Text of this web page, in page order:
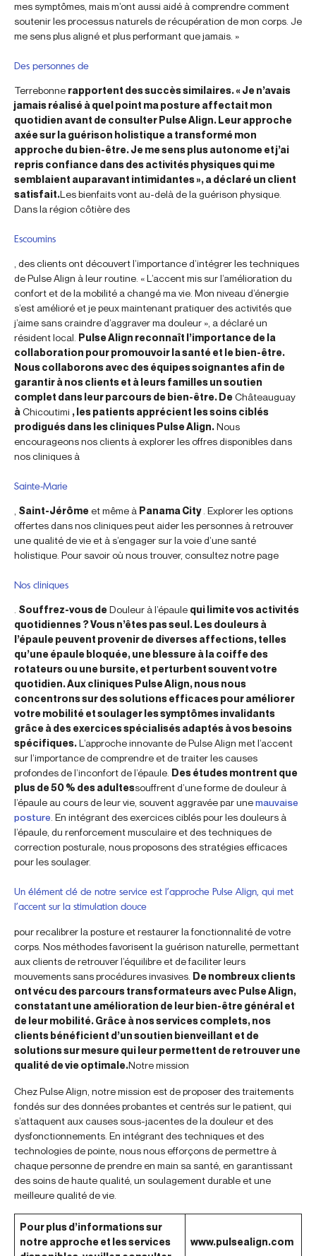
mes symptômes, mais m’ont aussi aidé à comprendre comment
soutenir les processus naturels de récupération de mon corps. Je
me sens plus aligné et plus performant que jamais. »
Des personnes de
Terrebonne rapportent des succès similaires. « Je n’avais
jamais réalisé à quel point ma posture affectait mon
quotidien avant de consulter Pulse Align. Leur approche
axée sur la guérison holistique a transformé mon
approche du bien-être. Je me sens plus autonome et j’ai
repris confiance dans des activités physiques qui me
semblaient auparavant intimidantes », a déclaré un client
satisfait.Les bienfaits vont au-delà de la guérison physique.
Dans la région côtière des
Escoumins
, des clients ont découvert l’importance d’intégrer les techniques
de Pulse Align à leur routine. « L’accent mis sur l’amélioration du
confort et de la mobilité a changé ma vie. Mon niveau d’énergie
s’est amélioré et je peux maintenant pratiquer des activités que
j’aime sans craindre d’aggraver ma douleur », a déclaré un
résident local. Pulse Align reconnaît l’importance de la
collaboration pour promouvoir la santé et le bien-être.
Nous collaborons avec des équipes soignantes afin de
garantir à nos clients et à leurs familles un soutien
complet dans leur parcours de bien-être. DeChâteauguay
à Chicoutimi , les patients apprécient les soins ciblés
prodigués dans les cliniques Pulse Align.Nous
encourageons nos clients à explorer les offres disponibles dans
nos cliniques à
Sainte-Marie
Saint-Jérômeet même à Panama City. Explorer les options
offertes dans nos cliniques peut aider les personnes à retrouver
une qualité de vie et à s’engager sur la voie d’une santé
holistique. Pour savoir où nous trouver, consultez notre page
Nos cliniques
. Souffrez-vous deDouleur à l’épaule qui limite vos activités
quotidiennes ? Vous n’êtes pas seul. Les douleurs à
l’épaule peuvent provenir de diverses affections, telles
qu’une épaule bloquée, une blessure à la coiffe des
rotateurs ou une bursite, et perturbent souvent votre
quotidien. Aux cliniques Pulse Align, nous nous
concentrons sur des solutions efficaces pour améliorer
votre mobilité et soulager les symptômes invalidants
grâce à des exercices spécialisés adaptés à vos besoins
spécifiques.L’approche innovante de Pulse Align met l’accent
sur l’importance de comprendre et de traiter les causes
profondes de l’inconfort de l’épaule. Des études montrent que
plus de 50 % des adultessouffrent d’une forme de douleur à
l’épaule au cours de leur vie, souvent aggravée par unemauvaise
posture. En intégrant des exercices ciblés pour les douleurs à
l’épaule, du renforcement musculaire et des techniques de
correction posturale, nous proposons des stratégies efficaces
pour les soulager.
Un élément clé de notre service est l’approche Pulse Align, qui met
l’accent sur la stimulation douce
pour recalibrer la posture et restaurer la fonctionnalité de votre
corps. Nos méthodes favorisent la guérison naturelle, permettant
aux clients de retrouver l’équilibre et de faciliter leurs
mouvements sans procédures invasives. De nombreux clients
ont vécu des parcours transformateurs avec Pulse Align,
constatant une amélioration de leur bien-être général et
de leur mobilité. Grâce à nos services complets, nos
clients bénéficient d’un soutien bienveillant et de
solutions sur mesure qui leur permettent de retrouver une
qualité de vie optimale.Notre mission
Chez Pulse Align, notre mission est de proposer des traitements
fondés sur des données probantes et centrés sur le patient, qui
s’attaquent aux causes sous-jacentes de la douleur et des
dysfonctionnements. En intégrant des techniques et des
technologies de pointe, nous nous efforçons de permettre à
chaque personne de prendre en main sa santé, en garantissant
des soins de haute qualité, un soulagement durable et une
meilleure qualité de vie.
Pour plus d’informations sur
notre approche et les services
www.pulsealign.com